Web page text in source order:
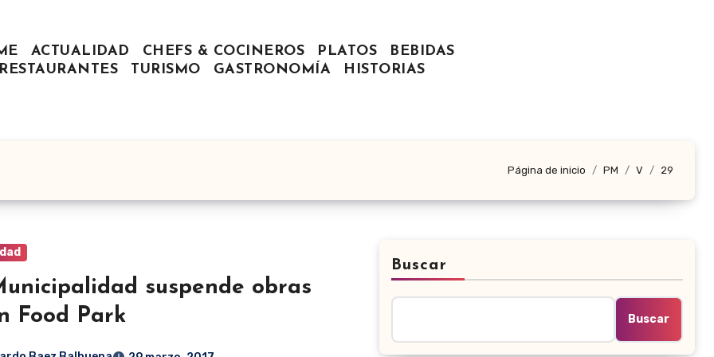
ACTUALIDAD CHEFS & COCINEROS PLATOS
BEBIDAS
RESTAURANTES
TURISMO GASTRONOMÍA HISTORIAS
Página de inicio PM V 29
suspende obras
Food Park
Buscar
Buscar